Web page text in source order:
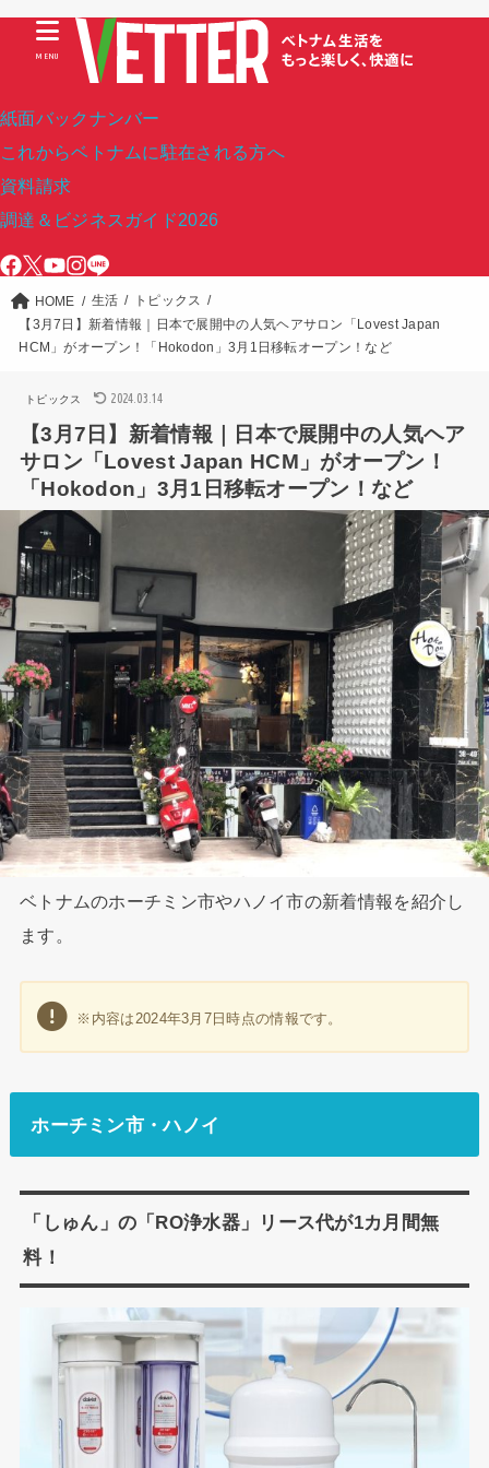
紙面バックナンバー
これからベトナムに駐在される方へ
資料請求
調達＆ビジネスガイド2026
MENU
HOME 生活
トピックス
【3月7日】新着情報｜日本で展開中の人気ヘアサロン「Lovest Japan
HCM」がオープン！「Hokodon」3月1日移転オープン！など
トピックス 2024.03.14
【3月7日】新着情報｜日本で展開中の人気ヘア
サロン「Lovest Japan HCM」がオープン！
「Hokodon」3月1日移転オープン！など
ベトナムのホーチミン市やハノイ市の新着情報を紹介し
ます。
※内容は2024年3月7日時点の情報です。
ホーチミン市・ハノイ
「しゅん」の「RO浄水器」リース代が1カ月間無
料！